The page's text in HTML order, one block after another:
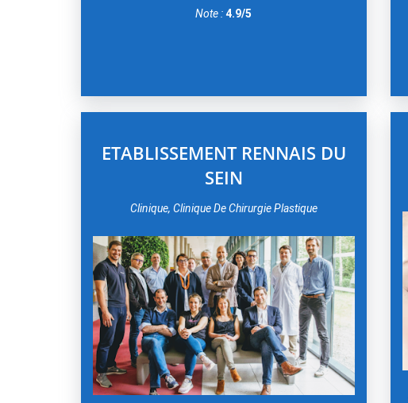
Note : 4.9/5
ETABLISSEMENT RENNAIS DU
SEIN
Clinique, Clinique De Chirurgie Plastique